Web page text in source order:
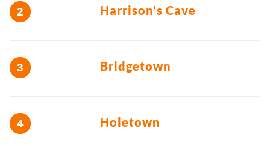
Harrison’s Cave
Bridgetown
Holetown